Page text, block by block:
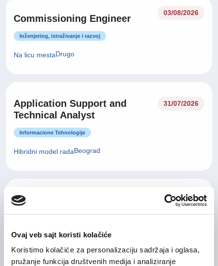
Ovaj veb sajt koristi kolačiće
Koristimo kolačiće za personalizaciju sadržaja i oglasa,
pružanje funkcija društvenih medija i analiziranje
Commissioning Engineer
03/08/2026
Inženjering, istraživanje i razvoj
Na licu mestaDrugo
Application Support and
Technical Analyst
31/07/2026
Informacione Tehnologije
Hibridni model radaBeograd
IT Service Manager
31/07/2026
Hibridni model radaBeograd , Nišavski okrug